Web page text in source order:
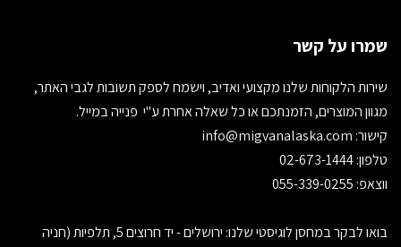
שמרו על קשר
שירות הלקוחות שלנו מקצועי ואדיב, וישמח לספק תשובות לגבי האתר,
מגוון המוצרים, הזמנתכם או כל שאלה אחרת ע"י פנייה במייל.
קישור:
טלפון: 02-673-1444
ווצאפ: 055-339-0255
בואו לבקר במחסן לוגיסטי שלנו: ירושלים - יד חרוצים 5, תלפיות (חניה